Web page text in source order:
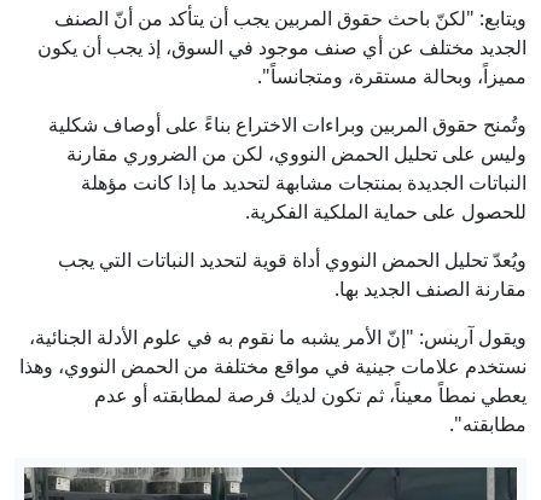
ويتابع: "لكنّ باحث حقوق المربين يجب أن يتأكد من أنّ الصنف
الجديد مختلف عن أي صنف موجود في السوق، إذ يجب أن يكون
مميزاً، وبحالة مستقرة، ومتجانساً".
وتُمنح حقوق المربين وبراءات الاختراع بناءً على أوصاف شكلية
وليس على تحليل الحمض النووي، لكن من الضروري مقارنة
النباتات الجديدة بمنتجات مشابهة لتحديد ما إذا كانت مؤهلة
للحصول على حماية الملكية الفكرية.
ويُعدّ تحليل الحمض النووي أداة قوية لتحديد النباتات التي يجب
مقارنة الصنف الجديد بها.
ويقول آرينس: "إنّ الأمر يشبه ما نقوم به في علوم الأدلة الجنائية،
نستخدم علامات جينية في مواقع مختلفة من الحمض النووي، وهذا
يعطي نمطاً معيناً، ثم تكون لديك فرصة لمطابقته أو عدم
مطابقته".